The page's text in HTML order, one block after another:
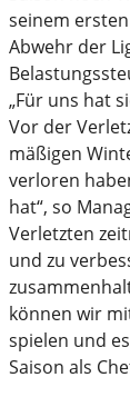
seinem
Abwehr der
„Für uns hat
Vor der
mäßigen
verloren
hat“, so
Verletzten
und zu
können wir
spielen und
Saison als